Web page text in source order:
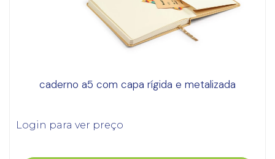
caderno a5 com capa rígida e metalizada
Login para ver preço